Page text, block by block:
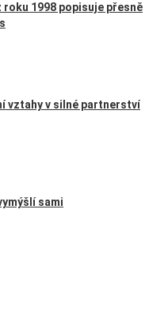
roku 1998 popisuje přesně
vztahy v silné partnerství
sami